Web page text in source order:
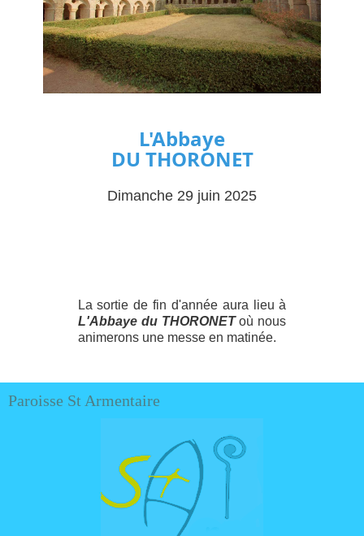
L'Abbaye
DU THORONET
Dimanche 29 juin 2025
La sortie de fin d'année aura lieu à
L'Abbaye du THORONEToù nous
animerons une messe en matinée.
Paroisse St Armentaire